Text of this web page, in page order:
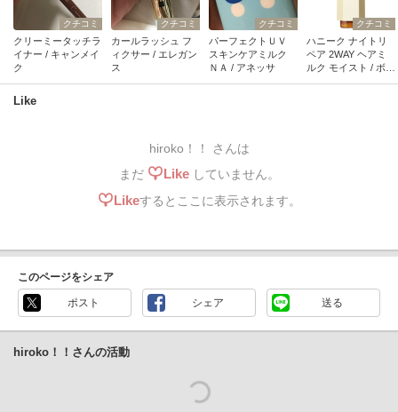
クチコミ
クリーミータッチラ
イナー / キャンメイ
ク
クチコミ
カールラッシュ フ
ィクサー / エレガン
ス
クチコミ
パーフェクトＵＶ
スキンケアミルク
ＮＡ / アネッサ
クチコミ
ハニーク ナイトリ
ペア 2WAY ヘアミ
ルク モイスト / ボト
Like
hiroko！！ さんは
まだ
Likeしていません。
Likeするとここに表示されます。
このページをシェア
ポスト シェア 送る
hiroko！！さんの活動